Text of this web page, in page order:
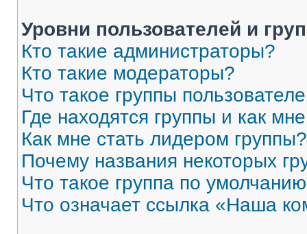
Уровни пользователей и
Кто такие администраторы?
Кто такие модераторы?
Что такое группы
Где находятся группы и как
Как мне стать лидером группы?
Почему названия некоторых
Что такое группа по
Что означает ссылка «Наша